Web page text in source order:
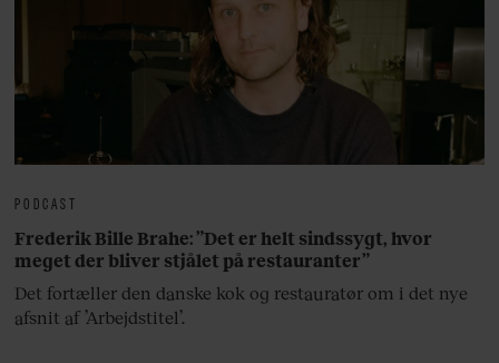
PODCAST
Frederik Bille Brahe: ”Det er helt sindssygt, hvor
meget der bliver stjålet på restauranter”
Det fortæller den danske kok og restauratør om i det nye
afsnit af ’Arbejdstitel’.